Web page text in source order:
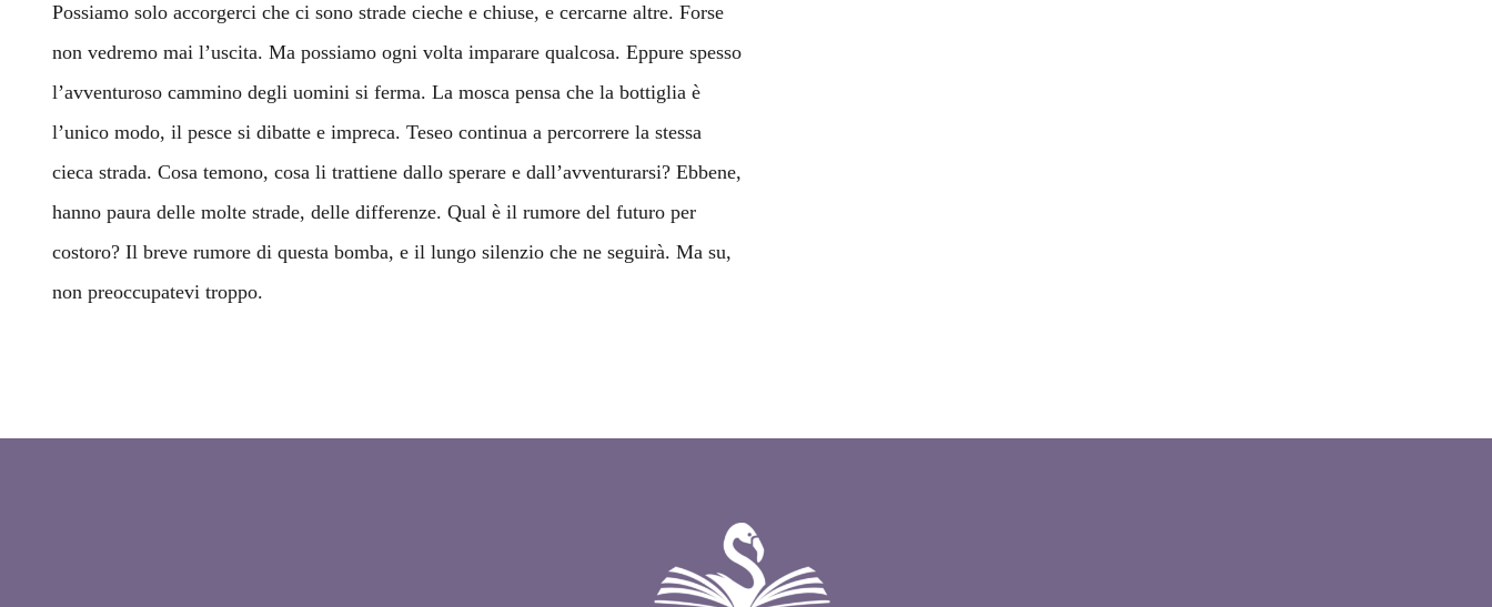
Possiamo solo accorgerci che ci sono strade cieche e chiuse, e cercarne altre. Forse
non vedremo mai l’uscita. Ma possiamo ogni volta imparare qualcosa. Eppure spesso
l’avventuroso cammino degli uomini si ferma. La mosca pensa che la bottiglia è
l’unico modo, il pesce si dibatte e impreca. Teseo continua a percorrere la stessa
cieca strada. Cosa temono, cosa li trattiene dallo sperare e dall’avventurarsi? Ebbene,
hanno paura delle molte strade, delle differenze. Qual è il rumore del futuro per
costoro? Il breve rumore di questa bomba, e il lungo silenzio che ne seguirà. Ma su,
non preoccupatevi troppo.